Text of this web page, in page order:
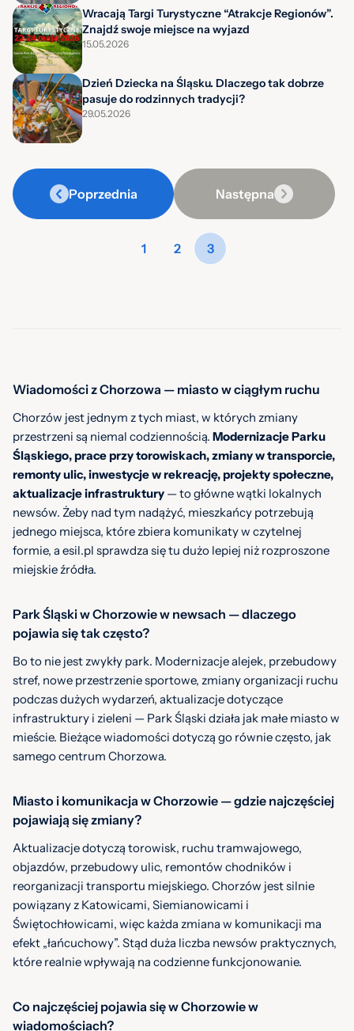
Wracają Targi Turystyczne “Atrakcje Regionów”.
Znajdź swoje miejsce na wyjazd
15.05.2026
Dzień Dziecka na Śląsku. Dlaczego tak dobrze
pasuje do rodzinnych tradycji?
29.05.2026
Poprzednia
1 2 3
Następna
Wiadomości z Chorzowa — miasto w ciągłym ruchu
Chorzów jest jednym z tych miast, w których zmiany
przestrzeni są niemal codziennością. Modernizacje Parku
Śląskiego, prace przy torowiskach, zmiany w transporcie,
remonty ulic, inwestycje w rekreację, projekty społeczne,
aktualizacje infrastruktury — to główne wątki lokalnych
newsów. Żeby nad tym nadążyć, mieszkańcy potrzebują
jednego miejsca, które zbiera komunikaty w czytelnej
formie, a esil.pl sprawdza się tu dużo lepiej niż rozproszone
miejskie źródła.
Park Śląski w Chorzowie w newsach — dlaczego
pojawia się tak często?
Bo to nie jest zwykły park. Modernizacje alejek, przebudowy
stref, nowe przestrzenie sportowe, zmiany organizacji ruchu
podczas dużych wydarzeń, aktualizacje dotyczące
infrastruktury i zieleni — Park Śląski działa jak małe miasto w
mieście. Bieżące wiadomości dotyczą go równie często, jak
samego centrum Chorzowa.
Miasto i komunikacja w Chorzowie — gdzie najczęściej
pojawiają się zmiany?
Aktualizacje dotyczą torowisk, ruchu tramwajowego,
objazdów, przebudowy ulic, remontów chodników i
reorganizacji transportu miejskiego. Chorzów jest silnie
powiązany z Katowicami, Siemianowicami i
Świętochłowicami, więc każda zmiana w komunikacji ma
efekt „łańcuchowy”. Stąd duża liczba newsów praktycznych,
które realnie wpływają na codzienne funkcjonowanie.
Co najczęściej pojawia się w Chorzowie w
wiadomościach?